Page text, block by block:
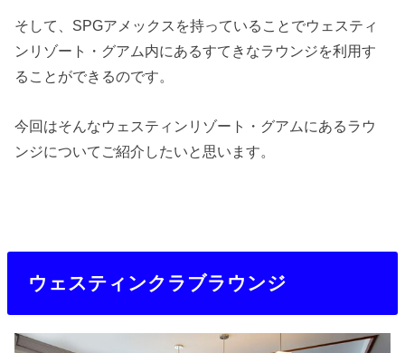
そして、SPGアメックスを持っていることでウェスティ
ンリゾート・グアム内にあるすてきなラウンジを利用す
ることができるのです。
今回はそんなウェスティンリゾート・グアムにあるラウ
ンジについてご紹介したいと思います。
ウェスティンクラブラウンジ